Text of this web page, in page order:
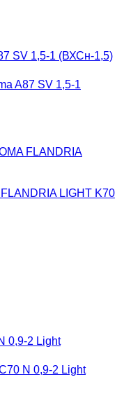
SV 1,5-1 (ВХСн-1,5)
LIGHT K70
0,9-2 Light​